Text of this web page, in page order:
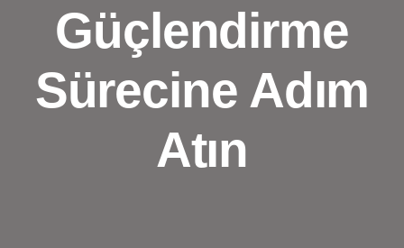
Güçlendirme
Sürecine Adım
Atın